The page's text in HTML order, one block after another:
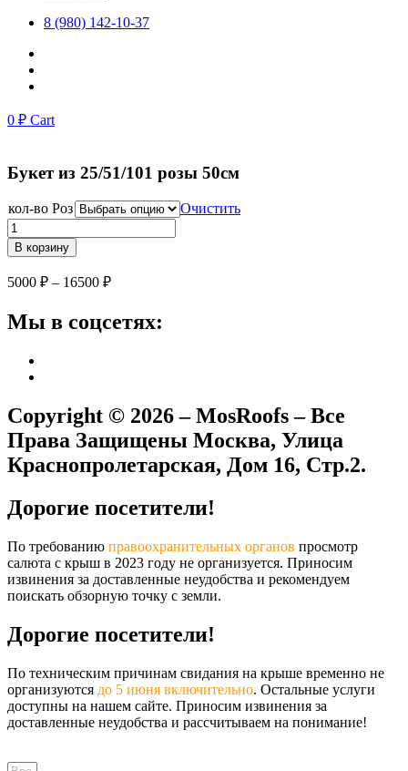
8 (980) 142-10-37
0 ₽ Cart
Букет из 25/51/101 розы 50см
кол-во Роз
Очистить
Количество
Букет
из
25/51/101
розы
В корзину
5000 ₽ – 16500 ₽
Мы в соцсетях:
Copyright © 2026 – MosRoofs – Все
Права Защищены Москва, Улица
Краснопролетарская, Дом 16, Стр.2.​
Дорогие посетители!
По требованию правоохранительных органов просмотр
салюта с крыш в 2023 году не организуется. Приносим
извинения за доставленные неудобства и рекомендуем
поискать обзорную точку с земли.
Дорогие посетители!
По техническим причинам свидания на крыше временно не
организуются до 5 июня включительно. Остальные услуги
доступны на нашем сайте. Приносим извинения за
доставленные неудобства и рассчитываем на понимание!